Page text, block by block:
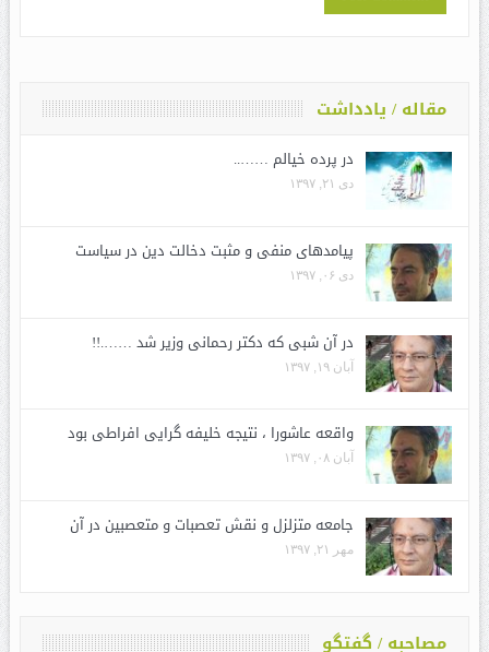
مقاله / یادداشت
در پرده خیالم ……..
دی ۲۱, ۱۳۹۷
پیامدهای منفی و مثبت دخالت دین در سیاست
دی ۰۶, ۱۳۹۷
در آن شبی که دکتر رحمانی وزیر شد …….!!
آبان ۱۹, ۱۳۹۷
واقعه عاشورا ، نتیجه خلیفه گرایی افراطی بود
آبان ۰۸, ۱۳۹۷
جامعه متزلزل و نقش تعصبات و متعصبین در آن
مهر ۲۱, ۱۳۹۷
مصاحبه / گفتگو